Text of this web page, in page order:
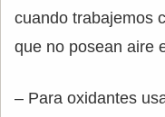
cuando trabajemos
que no posean aire
– Para oxidantes